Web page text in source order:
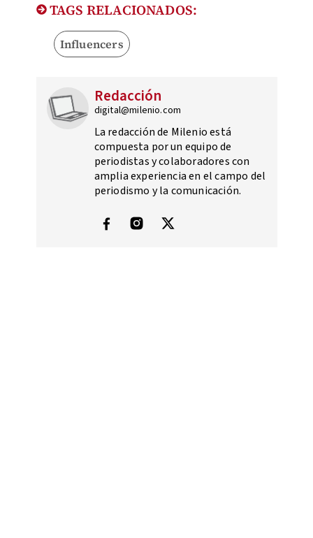
TAGS RELACIONADOS:
Influencers
Redacción
digital@milenio.com
La redacción de Milenio está
compuesta por un equipo de
periodistas y colaboradores con
amplia experiencia en el campo del
periodismo y la comunicación.